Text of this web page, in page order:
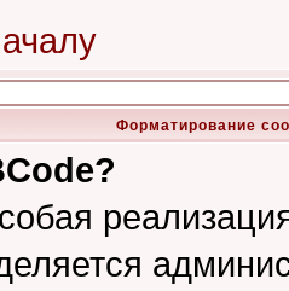
Форматирование